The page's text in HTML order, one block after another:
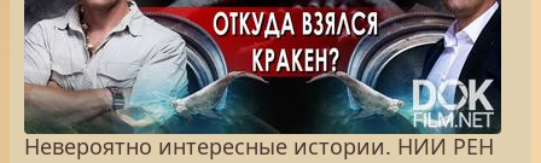
Невероятно интересные истории. НИИ РЕН